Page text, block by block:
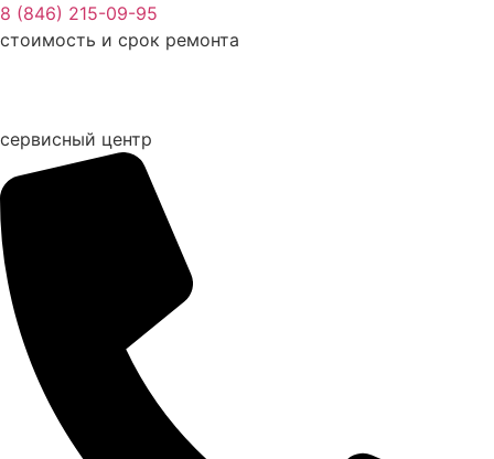
Перейти
к
8 (846) 215-09-95
стоимость и срок ремонта
сервисный центр